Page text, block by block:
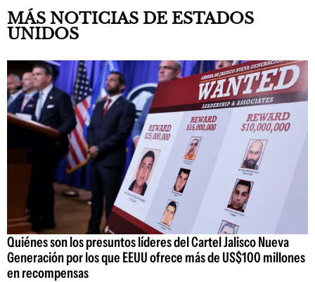
MÁS NOTICIAS DE ESTADOS
UNIDOS
Quiénes son los presuntos líderes del Cartel Jalisco Nueva
Generación por los que EEUU ofrece más de US$100 millones
en recompensas